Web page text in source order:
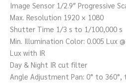
Image Sensor 1/2.9″ Progressive
Max. Resolution 1920 × 1080
Shutter Time 1/3 s to 1/100,000 s
Min. Illumination Color: 0.005 Lux @
Lux with IR
Day & Night IR cut filter
Angle Adjustment Pan: 0° to